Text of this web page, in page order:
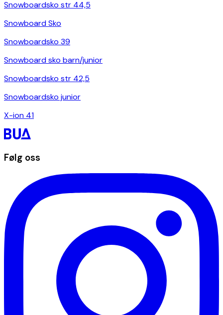
Snowboardsko str 44,5
Snowboard Sko
Snowboardsko 39
Snowboard sko barn/junior
Snowboardsko str 42,5
Snowboardsko junior
X-ion 41
Følg oss